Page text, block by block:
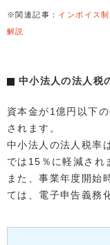
※関連記事： インボイス
解説
中小法人の法人税
資本金が1億円以下
されます。
中小法人の法人税率
では15％に軽減され
また、事業年度開始
ては、電子申告義務